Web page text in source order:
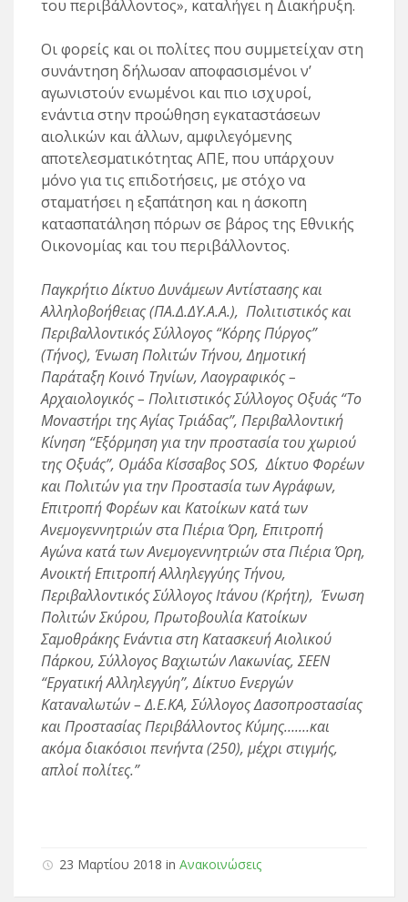
του περιβάλλοντος», καταλήγει η Διακήρυξη.
Οι φορείς και οι πολίτες που συμμετείχαν στη
συνάντηση δήλωσαν αποφασισμένοι ν’
αγωνιστούν ενωμένοι και πιο ισχυροί,
ενάντια στην προώθηση εγκαταστάσεων
αιολικών και άλλων, αμφιλεγόμενης
αποτελεσματικότητας ΑΠΕ, που υπάρχουν
μόνο για τις επιδοτήσεις, με στόχο να
σταματήσει η εξαπάτηση και η άσκοπη
κατασπατάληση πόρων σε βάρος της Εθνικής
Οικονομίας και του περιβάλλοντος.
Παγκρήτιο Δίκτυο Δυνάμεων Αντίστασης και
Αλληλοβοήθειας (ΠΑ.Δ.ΔΥ.Α.Α.), Πολιτιστικός και
Περιβαλλοντικός Σύλλογος “Κόρης Πύργος”
(Τήνος), Ένωση Πολιτών Τήνου, Δημοτική
Παράταξη Κοινό Τηνίων, Λαογραφικός –
Αρχαιολογικός – Πολιτιστικός Σύλλογος Οξυάς “Το
Μοναστήρι της Αγίας Τριάδας”, Περιβαλλοντική
Κίνηση “Εξόρμηση για την προστασία του χωριού
της Οξυάς”, Ομάδα Κίσσαβος SOS, Δίκτυο Φορέων
και Πολιτών για την Προστασία των Αγράφων,
Επιτροπή Φορέων και Κατοίκων κατά των
Ανεμογεννητριών στα Πιέρια Όρη, Επιτροπή
Αγώνα κατά των Ανεμογεννητριών στα Πιέρια Όρη,
Ανοικτή Επιτροπή Αλληλεγγύης Τήνου,
Περιβαλλοντικός Σύλλογος Ιτάνου (Κρήτη), Ένωση
Πολιτών Σκύρου, Πρωτοβουλία Κατοίκων
Σαμοθράκης Ενάντια στη Κατασκευή Αιολικού
Πάρκου, Σύλλογος Βαχιωτών Λακωνίας, ΣΕΕΝ
“Εργατική Αλληλεγγύη”, Δίκτυο Ενεργών
Καταναλωτών – Δ.Ε.ΚΑ, Σύλλογος Δασοπροστασίας
και Προστασίας Περιβάλλοντος Κύμης….…και
ακόμα διακόσιοι πενήντα (250), μέχρι στιγμής,
απλοί πολίτες.”
23 Μαρτίου 2018 in Ανακοινώσεις